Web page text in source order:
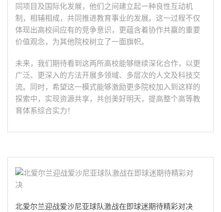
同项目及国际化发展，他们之间建立起一种良性互动机
制，相辅相成，共同推进教育事业的发展。这一过程不仅
体现出高校间应有的竞争意识，更蕴含着协作共赢的重要
价值观念，为其他院校树立了一面旗帜。
未来，我们期待看到这两所高校能够继续深化合作，以更
广泛、更深入的方法开展多领域、多层次的人文及科技交
流。同时，希望这一模式能够激励更多院校加入到这样的
探索中，实现资源共享，共创美好明天，提高整个高等教
育体系综合实力！
北爱尔兰迎战爱沙尼亚球队激战在即球迷期待精彩对决